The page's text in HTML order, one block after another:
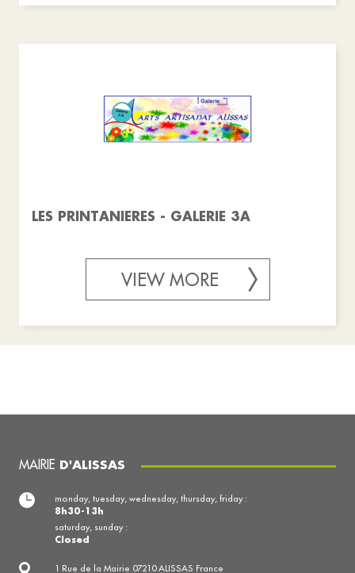
LES PRINTANIERES - GALERIE 3A
VIEW MORE
MAIRIE D'ALISSAS
1 Rue de la Mairie 07210 ALISSAS France
monday, tuesday, wednesday, thursday, friday :
8h30-13h
saturday, sunday :
Closed